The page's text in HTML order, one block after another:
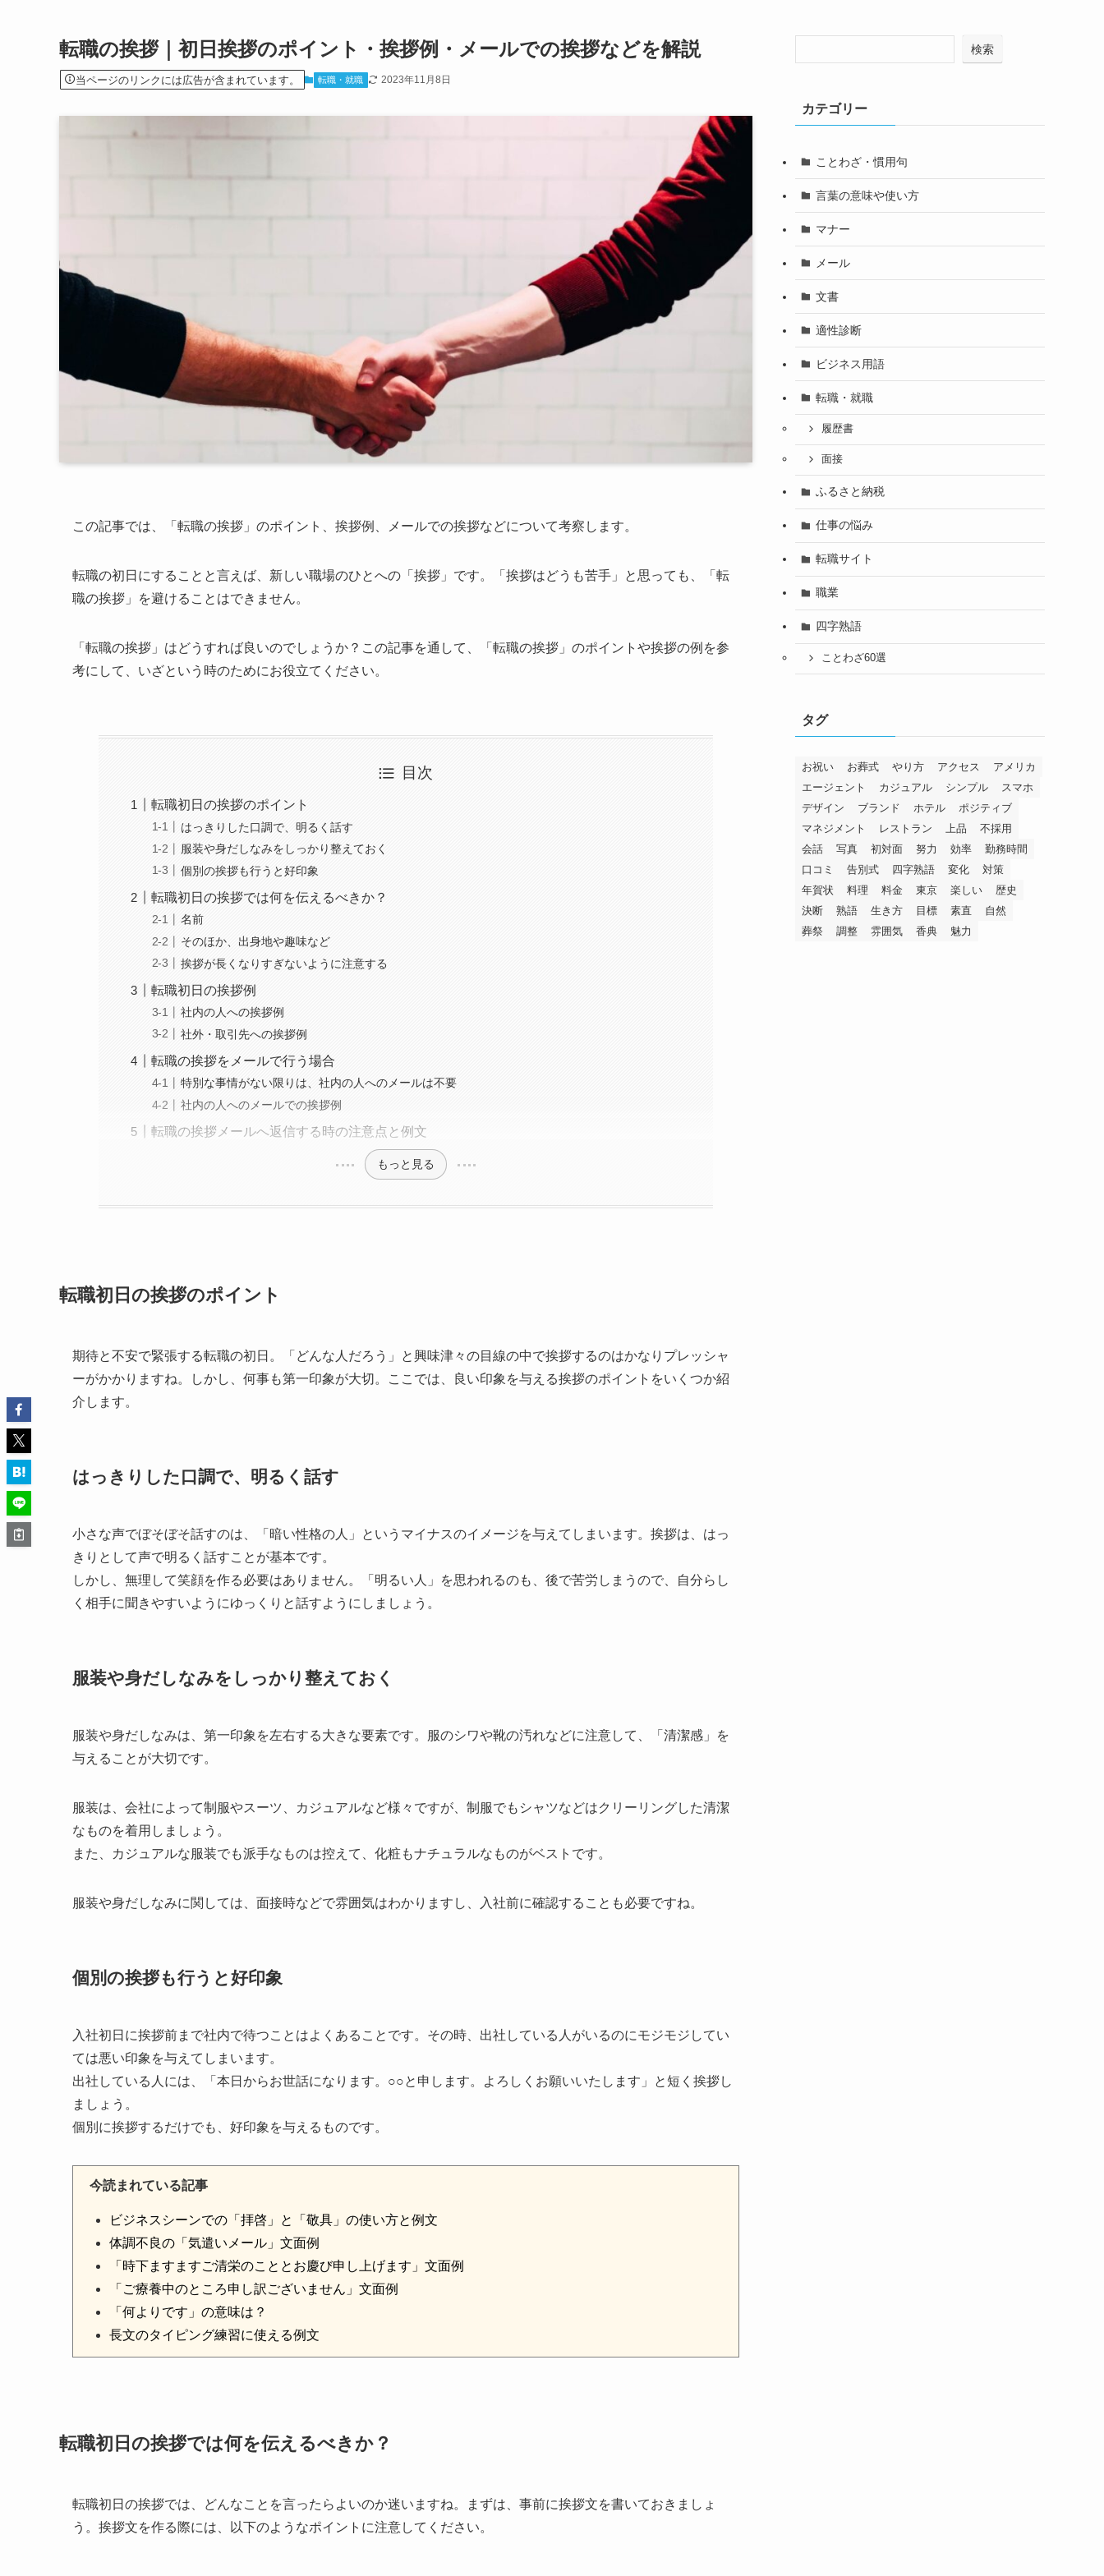
転職の挨拶｜初日挨拶のポイント・挨拶例・メールでの挨拶などを解説
当ページのリンクには広告が含まれています。 転職・就職 2023年11月8日
この記事では、「転職の挨拶」のポイント、挨拶例、メールでの挨拶などについて考察します。
転職の初日にすることと言えば、新しい職場のひとへの「挨拶」です。「挨拶はどうも苦手」と思っても、「転
職の挨拶」を避けることはできません。
「転職の挨拶」はどうすれば良いのでしょうか？この記事を通して、「転職の挨拶」のポイントや挨拶の例を参
考にして、いざという時のためにお役立てください。
目次
転職初日の挨拶のポイント
はっきりした口調で、明るく話す
服装や身だしなみをしっかり整えておく
個別の挨拶も行うと好印象
転職初日の挨拶では何を伝えるべきか？
名前
そのほか、出身地や趣味など
挨拶が長くなりすぎないように注意する
転職初日の挨拶例
社内の人への挨拶例
社外・取引先への挨拶例
転職の挨拶をメールで行う場合
特別な事情がない限りは、社内の人へのメールは不要
社内の人へのメールでの挨拶例
転職の挨拶メールへ返信する時の注意点と例文
もっと見る
転職初日の挨拶のポイント
期待と不安で緊張する転職の初日。「どんな人だろう」と興味津々の目線の中で挨拶するのはかなりプレッシャ
ーがかかりますね。しかし、何事も第一印象が大切。ここでは、良い印象を与える挨拶のポイントをいくつか紹
介します。
はっきりした口調で、明るく話す
小さな声でぼそぼそ話すのは、「暗い性格の人」というマイナスのイメージを与えてしまいます。挨拶は、はっ
きりとして声で明るく話すことが基本です。
しかし、無理して笑顔を作る必要はありません。「明るい人」を思われるのも、後で苦労しまうので、自分らし
く相手に聞きやすいようにゆっくりと話すようにしましょう。
服装や身だしなみをしっかり整えておく
服装や身だしなみは、第一印象を左右する大きな要素です。服のシワや靴の汚れなどに注意して、「清潔感」を
与えることが大切です。
服装は、会社によって制服やスーツ、カジュアルなど様々ですが、制服でもシャツなどはクリーリングした清潔
なものを着用しましょう。
また、カジュアルな服装でも派手なものは控えて、化粧もナチュラルなものがベストです。
服装や身だしなみに関しては、面接時などで雰囲気はわかりますし、入社前に確認することも必要ですね。
個別の挨拶も行うと好印象
入社初日に挨拶前まで社内で待つことはよくあることです。その時、出社している人がいるのにモジモジしてい
ては悪い印象を与えてしまいます。
出社している人には、「本日からお世話になります。○○と申します。よろしくお願いいたします」と短く挨拶し
ましょう。
個別に挨拶するだけでも、好印象を与えるものです。
今読まれている記事
ビジネスシーンでの「拝啓」と「敬具」の使い方と例文
体調不良の「気遣いメール」文面例
「時下ますますご清栄のこととお慶び申し上げます」文面例
「ご療養中のところ申し訳ございません」文面例
「何よりです」の意味は？
長文のタイピング練習に使える例文
転職初日の挨拶では何を伝えるべきか？
転職初日の挨拶では、どんなことを言ったらよいのか迷いますね。まずは、事前に挨拶文を書いておきましょ
う。挨拶文を作る際には、以下のようなポイントに注意してください。
検索
カテゴリー
ことわざ・慣用句
言葉の意味や使い方
マナー
メール
文書
適性診断
ビジネス用語
転職・就職
履歴書
面接
ふるさと納税
仕事の悩み
転職サイト
職業
四字熟語
ことわざ60選
タグ
お祝い お葬式 やり方 アクセス
アメリカ
エージェント
カジュアル シンプル
スマホ
デザイン
ブランド ホテル
ポジティブ
マネジメント
レストラン 上品
不採用
会話
写真 初対面 努力 効率
勤務時間
口コミ
告別式 四字熟語 変化
対策
年賀状
料理 料金 東京 楽しい
歴史
決断
熟語 生き方 目標 素直
自然
葬祭
調整 雰囲気 香典 魅力